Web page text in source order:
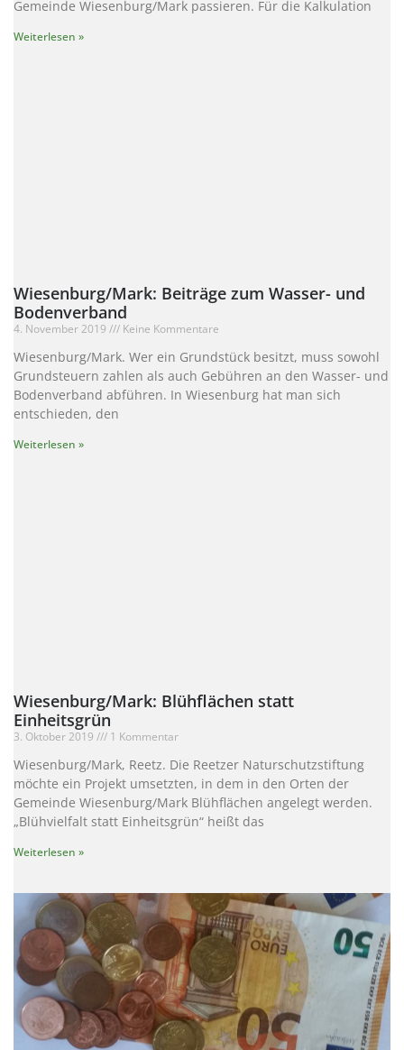
Gemeinde Wiesenburg/Mark passieren. Für die Kalkulation
Weiterlesen »
Wiesenburg/Mark: Beiträge zum Wasser- und
Bodenverband
4. November 2019 Keine Kommentare
Wiesenburg/Mark. Wer ein Grundstück besitzt, muss sowohl
Grundsteuern zahlen als auch Gebühren an den Wasser- und
Bodenverband abführen. In Wiesenburg hat man sich
entschieden, den
Weiterlesen »
Wiesenburg/Mark: Blühflächen statt
Einheitsgrün
3. Oktober 2019 1 Kommentar
Wiesenburg/Mark, Reetz. Die Reetzer Naturschutzstiftung
möchte ein Projekt umsetzten, in dem in den Orten der
Gemeinde Wiesenburg/Mark Blühflächen angelegt werden.
„Blühvielfalt statt Einheitsgrün“ heißt das
Weiterlesen »